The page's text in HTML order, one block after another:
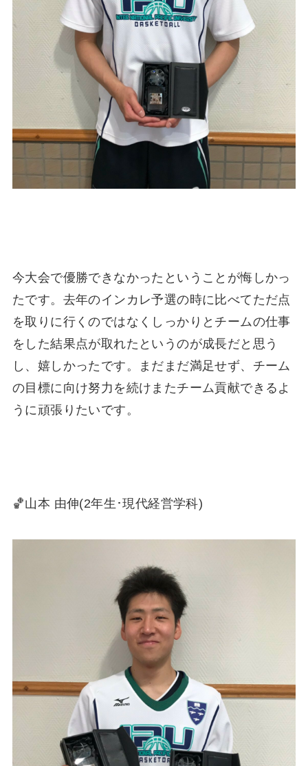
今大会で優勝できなかったということが悔しかっ
たです。去年のインカレ予選の時に比べてただ点
を取りに行くのではなくしっかりとチームの仕事
をした結果点が取れたというのが成長だと思う
し、嬉しかったです。まだまだ満足せず、チーム
の目標に向け努力を続けまたチーム貢献できるよ
うに頑張りたいです。
🏀山本 由伸(2年生･現代経営学科)